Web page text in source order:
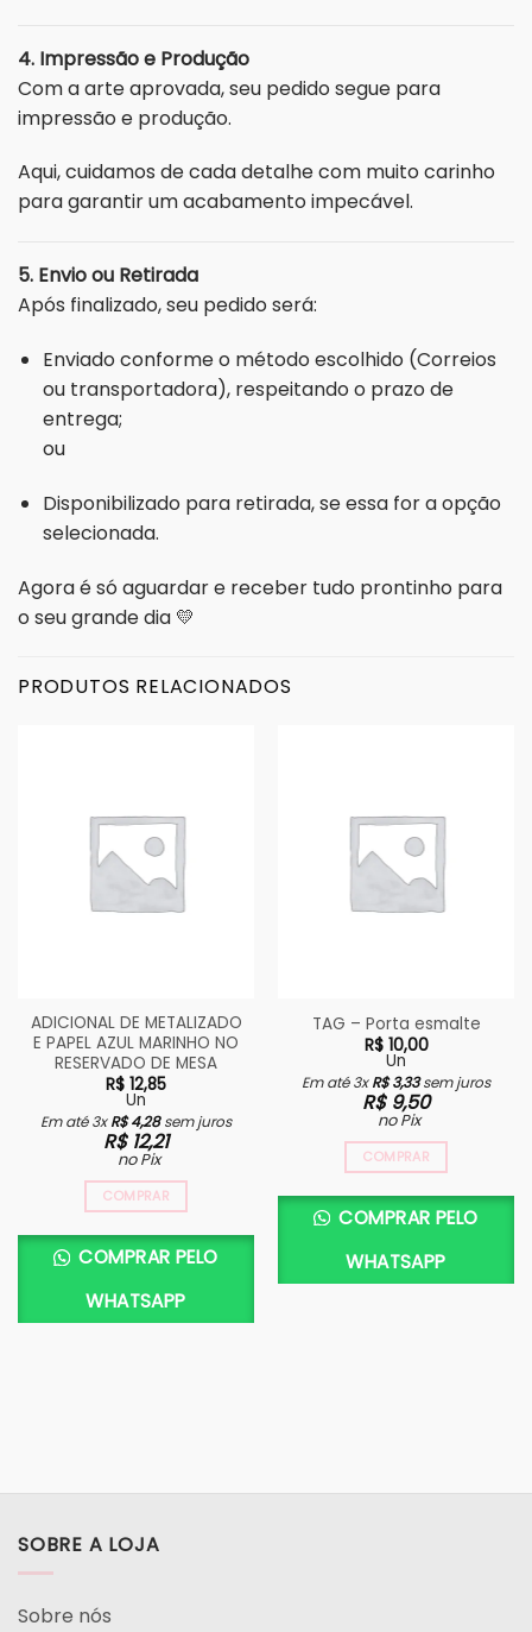
4. Impressão e Produção
Com a arte aprovada, seu pedido segue para
impressão e produção.
Aqui, cuidamos de cada detalhe com muito carinho
para garantir um acabamento impecável.
5. Envio ou Retirada
Após finalizado, seu pedido será:
Enviado conforme o método escolhido (Correios
ou transportadora), respeitando o prazo de
entrega;
ou
Disponibilizado para retirada, se essa for a opção
selecionada.
Agora é só aguardar e receber tudo prontinho para
o seu grande dia 💛
PRODUTOS RELACIONADOS
ADICIONAL DE METALIZADO
E PAPEL AZUL MARINHO NO
RESERVADO DE MESA
R$ 12,85
Un
Em até 3xR$4,28sem juros
R$12,21
no Pix
COMPRAR
COMPRAR PELO
WHATSAPP
TAG – Porta esmalte
R$10,00
Un
Em até 3xR$3,33sem juros
R$9,50
no Pix
COMPRAR
COMPRAR PELO
WHATSAPP
SOBRE A LOJA
Sobre nós